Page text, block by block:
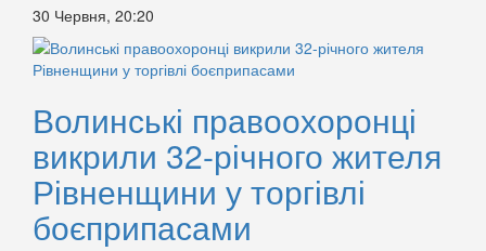
30 Червня, 20:20
Волинські правоохоронці
викрили 32-річного жителя
Рівненщини у торгівлі
боєприпасами